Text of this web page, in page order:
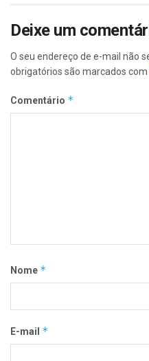
Deixe um
O seu endereço de e-mail não
obrigatórios são marcados com
Comentário *
Nome *
E-mail *